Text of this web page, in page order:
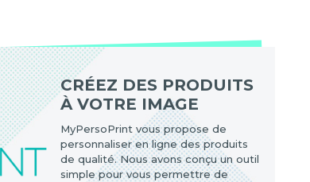
CRÉEZ DES PRODUITS
À VOTRE IMAGE
MyPersoPrint vous propose de
personnaliser en ligne des produits
de qualité. Nous avons conçu un outil
simple pour vous permettre de